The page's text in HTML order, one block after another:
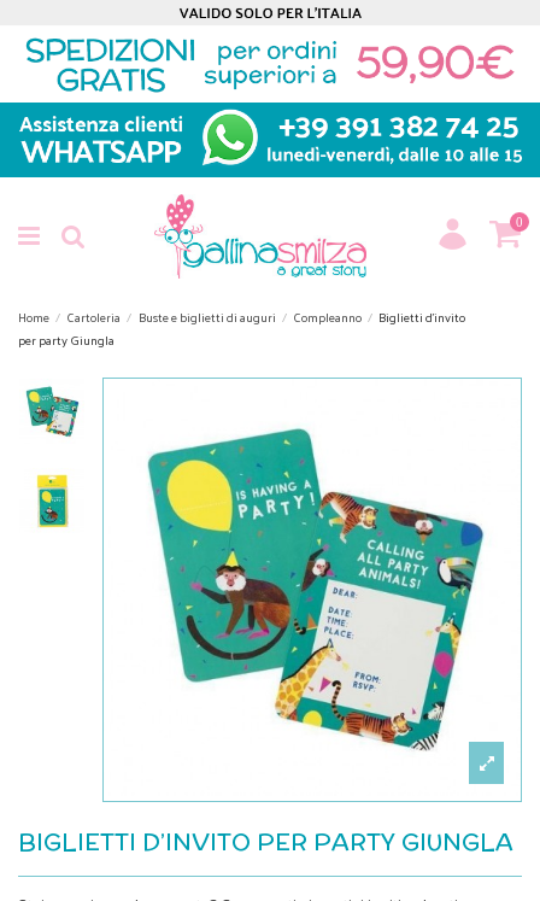
0
Home Cartoleria Buste e biglietti di auguri Compleanno
Biglietti d’invito
per party Giungla
BIGLIETTI D’INVITO PER PARTY GIUNGLA